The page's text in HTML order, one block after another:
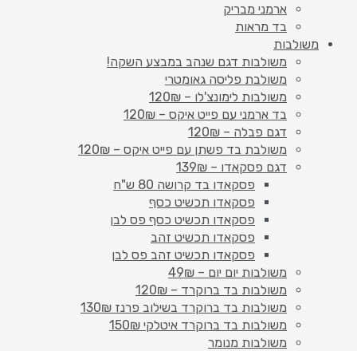
ארמני מבריק
בד מראות
משולבות
משולבות דגם שנהב במבצע השקה!
משולבת פליסה גאומטרי
משולבות לימונצ'לו – 120₪
בד ארמני עם פייט איקס – 120₪
דגם פבלה – 120₪
משולבת בד פשתן עם פייט איקס – 120₪
דגם פסקאדו – 139₪
פסקאדו בד קרושה 80 ש"ח
פסקאדו תכשיט כסף
פסקאדו תכשיט כסף פס לבן
פסקאדו תכשיט זהב
פסקאדו תכשיט זהב פס לבן
משולבות יום יום – 49₪
משולבות בד ברוקרד – 120₪
משולבות בד ברוקרד בשילוב פרנז 130₪
משולבות בד ברוקרד איטלקי 150₪
משולבות מנומר